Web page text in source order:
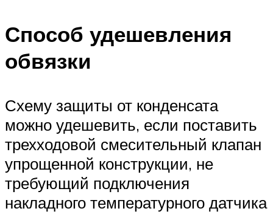
Способ удешевления
обвязки
Схему защиты от конденсата
можно удешевить, если поставить
трехходовой смесительный клапан
упрощенной конструкции, не
требующий подключения
накладного температурного датчика